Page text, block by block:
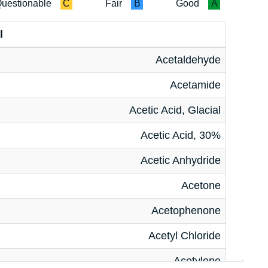
A
Good
B
Fair
C
Acetaldehyde
Acetamide
Acetic Acid, Glacial
Acetic Acid, 30%
Acetic Anhydride
Acetone
Acetophenone
Acetyl Chloride
Acetylene